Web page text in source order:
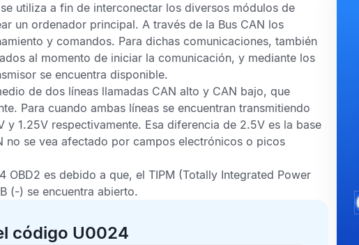
utiliza a fin de interconectar los diversos módulos de
un ordenador principal. A través de la Bus CAN los
y comandos. Para dichas comunicaciones, también
al momento de iniciar la comunicación, y mediante los
se encuentra disponible.
de dos líneas llamadas CAN alto y CAN bajo, que
Para cuando ambas líneas se encuentran transmitiendo
y 1.25V respectivamente. Esa diferencia de 2.5V es la base
no se vea afectado por campos electrónicos o picos
OBD2 es debido a que, el TIPM (Totally Integrated Power
(-) se encuentra abierto.
código U0024